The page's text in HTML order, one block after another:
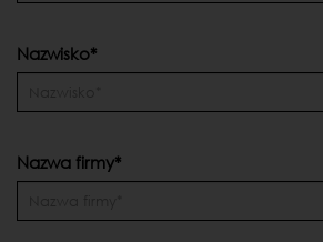
Nazwisko*
Nazwa firmy*